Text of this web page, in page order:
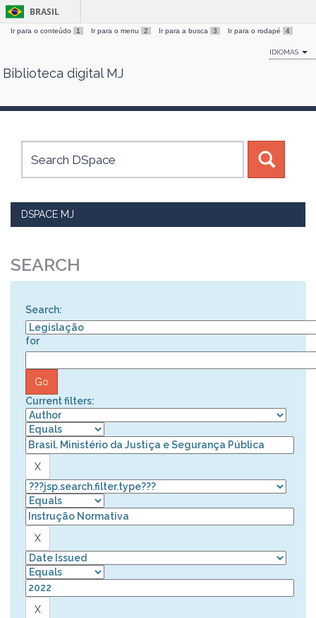
Skip
BRASIL
Ir para o conteúdo 1 Ir para o menu 2 Ir para a busca 3 Ir para o rodapé 4
IDIOMAS
Biblioteca digital MJ
DSPACE MJ
SEARCH
Search:
for
Current filters: